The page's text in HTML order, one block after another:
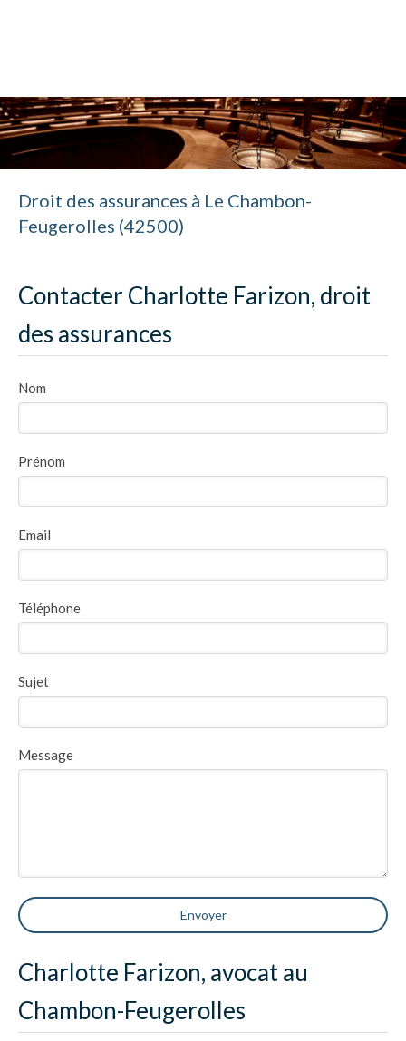
Droit des assurances à Le Chambon-
Feugerolles (42500)
Contacter Charlotte Farizon, droit
des assurances
Nom
Prénom
Email
Téléphone
Sujet
Message
Envoyer
Charlotte Farizon, avocat au
Chambon-Feugerolles